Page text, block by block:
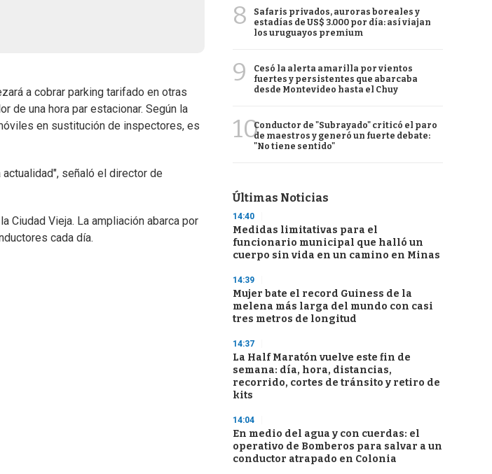
a cobrar parking tarifado en otras
de una hora par estacionar. Según la
en sustitución de inspectores, es
señaló el director de
Ciudad Vieja. La ampliación abarca por
cada día.
8
Safaris privados, auroras boreales y
estadías de US$ 3.000 por día: así viajan
los uruguayos premium
9
Cesó la alerta amarilla por vientos
fuertes y persistentes que abarcaba
desde Montevideo hasta el Chuy
10Conductor de "Subrayado" criticó el paro
de maestros y generó un fuerte debate:
"No tiene sentido"
Últimas Noticias
14:40
Medidas limitativas para el
funcionario municipal que halló un
cuerpo sin vida en un camino en Minas
14:39
Mujer bate el record Guiness de la
melena más larga del mundo con casi
tres metros de longitud
14:37
La Half Maratón vuelve este fin de
semana: día, hora, distancias,
recorrido, cortes de tránsito y retiro de
kits
14:04
En medio del agua y con cuerdas: el
operativo de Bomberos para salvar a un
conductor atrapado en Colonia